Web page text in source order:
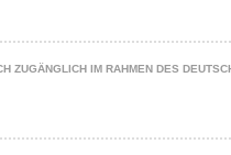
ZUGÄNGLICH IM RAHMEN DES